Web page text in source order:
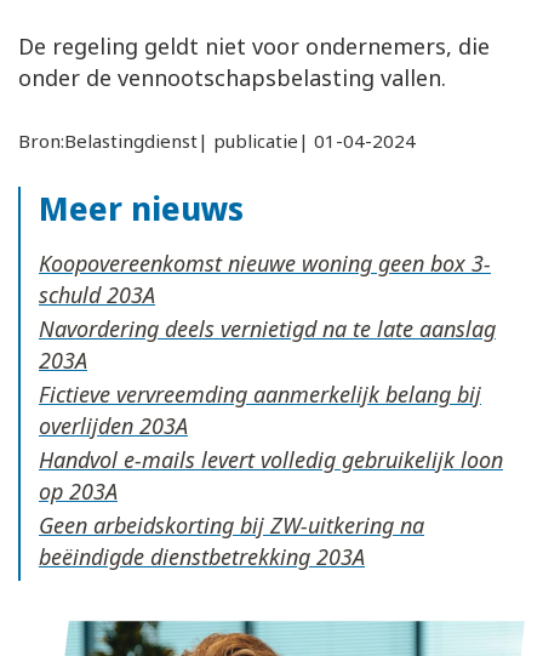
De regeling geldt niet voor ondernemers, die
onder de vennootschapsbelasting vallen.
Bron:Belastingdienst| publicatie| 01-04-2024
Meer nieuws
Koopovereenkomst nieuwe woning geen box 3-
schuld
Navordering deels vernietigd na te late aanslag
Fictieve vervreemding aanmerkelijk belang bij
overlijden
Handvol e-mails levert volledig gebruikelijk loon
op
Geen arbeidskorting bij ZW-uitkering na
beëindigde dienstbetrekking